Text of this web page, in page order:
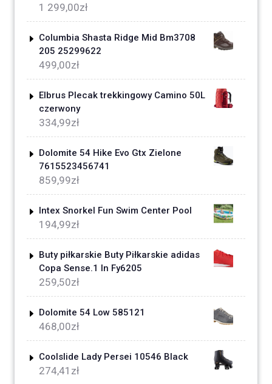
1 299,00zł
Columbia Shasta Ridge Mid Bm3708
205 25299622
499,00zł
Elbrus Plecak trekkingowy Camino 50L
czerwony
334,99zł
Dolomite 54 Hike Evo Gtx Zielone
7615523456741
859,99zł
Intex Snorkel Fun Swim Center Pool
194,99zł
Buty piłkarskie Buty Piłkarskie adidas
Copa Sense.1 In Fy6205
259,50zł
Dolomite 54 Low 585121
468,00zł
Coolslide Lady Persei 10546 Black
274,41 zł